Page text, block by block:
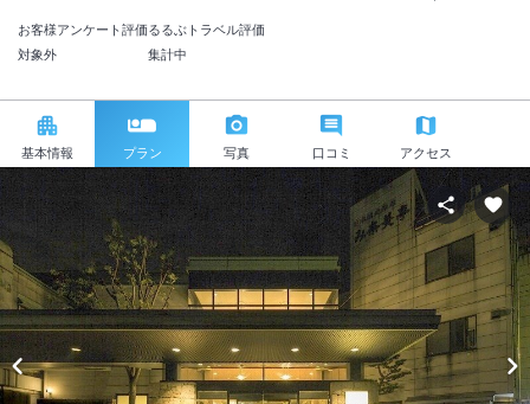
お客様アンケート評価
対象外
るるぶトラベル評価
集計中
基本情報 プラン 写真 口コミ アクセス